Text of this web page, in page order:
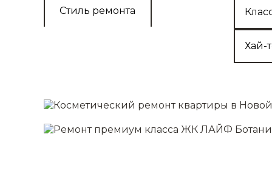
Стиль ремонта
Хай-